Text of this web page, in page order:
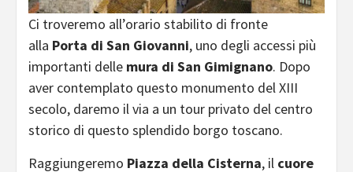
Ci troveremo all’orario stabilito di fronte
alla Porta di San Giovanni, uno degli accessi più
importanti delle mura di San Gimignano. Dopo
aver contemplato questo monumento del XIII
secolo, daremo il via a un tour privato del centro
storico di questo splendido borgo toscano.
Raggiungeremo Piazza della Cisterna, il cuore